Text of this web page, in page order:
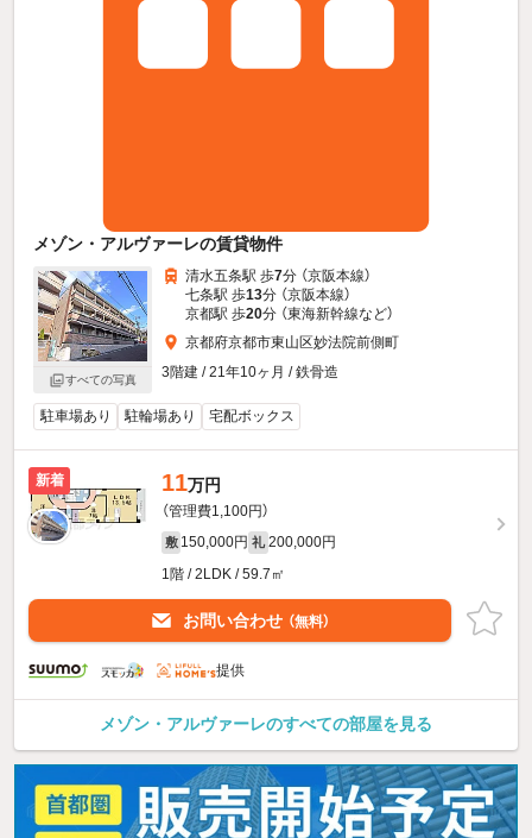
メゾン・アルヴァーレの賃貸物件
すべての写真
清水五条駅 歩7分 （京阪本線）
七条駅 歩13分 （京阪本線）
京都駅 歩20分 （東海新幹線など）
京都府京都市東山区妙法院前側町
3階建 / 21年10ヶ月 / 鉄骨造
駐車場あり 駐輪場あり 宅配ボックス
新着 11万円
（管理費1,100円）
敷 150,000円 礼 200,000円
1階 / 2LDK / 59.7㎡
お問い合わせ （無料）
提供
メゾン・アルヴァーレのすべての部屋を見る